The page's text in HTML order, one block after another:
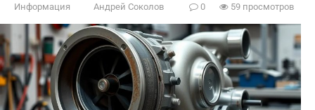
Информация Андрей Соколов 0 59 просмотров